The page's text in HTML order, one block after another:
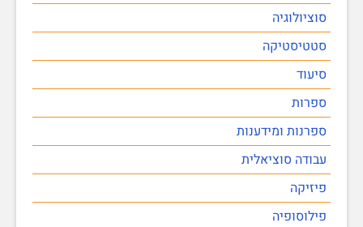
סוציולוגיה
סטטיסטיקה
סיעוד
ספרות
ספרנות ומידענות
עבודה סוציאלית
פיזיקה
פילוסופיה